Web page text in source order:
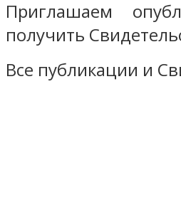
Приглашаем
получить
Все публикации и